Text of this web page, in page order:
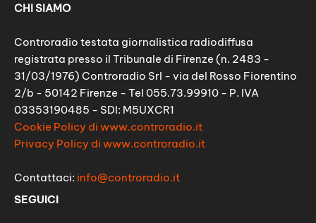
CHI SIAMO
Controradio testata giornalistica radiodiffusa
registrata presso il Tribunale di Firenze (n. 2483 -
31/03/1976) Controradio Srl - via del Rosso Fiorentino
2/b - 50142 Firenze - Tel 055.73.99910 - P. IVA
03353190485 - SDI: M5UXCR1
Cookie Policy di www.controradio.it
Privacy Policy di www.controradio.it
Contattaci: info@controradio.it
SEGUICI